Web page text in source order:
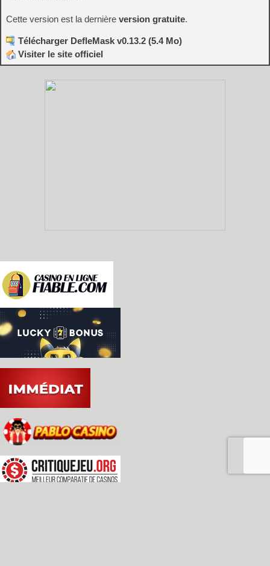
Cette version est la dernière version gratuite.
Télécharger DefleMask v0.13.2 (5.4 Mo)
Visiter le site officiel